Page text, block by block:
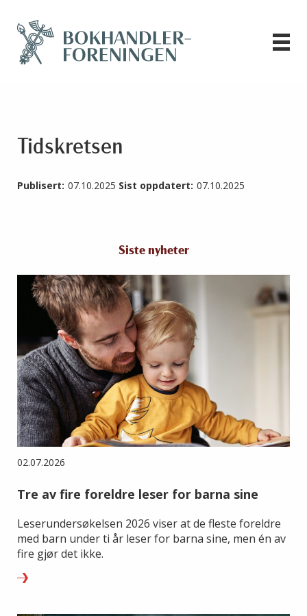
Tidskretsen
Publisert: 07.10.2025 Sist oppdatert: 07.10.2025
Siste nyheter
02.07.2026
Tre av fire foreldre leser for barna sine
Leserundersøkelsen 2026 viser at de fleste foreldre
med barn under ti år leser for barna sine, men én av
fire gjør det ikke.